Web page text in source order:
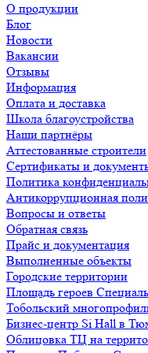
О продукции
Блог
Новости
Вакансии
Отзывы
Информация
Оплата и доставка
Школа благоустройства
Наши партнёры
Аттестованные строители
Сертификаты и
Политика
Антикоррупционная
Вопросы и ответы
Обратная связь
Прайс и документация
Выполненные объекты
Городские территории
Площадь героев
Тобольский
Бизнес-центр Si Hall в
Облицовка ТЦ на